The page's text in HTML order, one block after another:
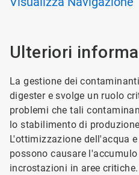
Ulteriori
La gestione dei
digester e svolge un ruolo
problemi che tali
lo stabilimento di
L'ottimizzazione dell'acqua
possono causare
incrostazioni in aree